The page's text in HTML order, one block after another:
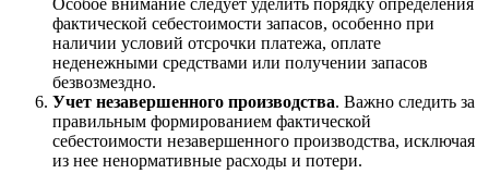
фактической себестоимости запасов, особенно при
наличии условий отсрочки платежа, оплате
неденежными средствами или получении запасов
безвозмездно.
Учет незавершенного производства. Важно следить за
правильным формированием фактической
себестоимости незавершенного производства, исключая
из нее ненормативные расходы и потери.